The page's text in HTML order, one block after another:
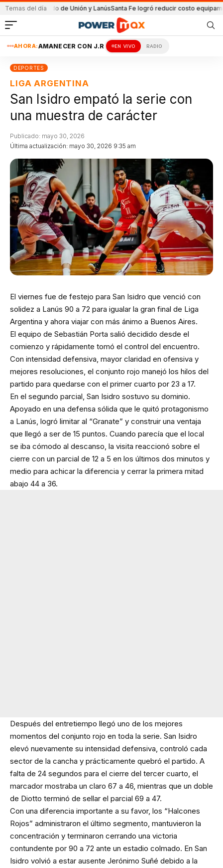
Temas del día
el partido de Unión y LanúsSanta Fe logró reducir costo equipamiento
AHORA:AMANECER CON J.R EN VIVO RADIO
DEPORTES
LIGA ARGENTINA
San Isidro empató la serie con
una muestra de carácter
Última actualización: mayo 30, 2026 9:35 am
Publicado: mayo 30, 2026
El viernes fue de festejo para San Isidro que venció con
solidez a Lanús 90 a 72 para igualar la gran final de Liga
Argentina y ahora viajar con más ánimo a Buenos Aires.
El equipo de Sebastián Porta salió decidido desde el
comienzo y rápidamente tomó el control del encuentro.
Con intensidad defensiva, mayor claridad en ofensiva y
mejores resoluciones, el conjunto rojo manejó los hilos del
partido para quedarse con el primer cuarto por 23 a 17.
En el segundo parcial, San Isidro sostuvo su dominio.
Apoyado en una defensa sólida que le quitó protagonismo
a Lanús, logró limitar al “Granate” y construir una ventaja
que llegó a ser de 15 puntos. Cuando parecía que el local
se iba cómodo al descanso, la visita reaccionó sobre el
cierre con un parcial de 12 a 5 en los últimos dos minutos y
medio para achicar la diferencia y cerrar la primera mitad
abajo 44 a 36.
Después del entretiempo llegó uno de los mejores
momentos del conjunto rojo en toda la serie. San Isidro
elevó nuevamente su intensidad defensiva, controló cada
sector de la cancha y prácticamente quebró el partido. A
falta de 24 segundos para el cierre del tercer cuarto, el
marcador mostraba un claro 67 a 46, mientras que un doble
de Diotto terminó de sellar el parcial 69 a 47.
Con una diferencia importante a su favor, los “Halcones
Rojos” administraron el último segmento, mantuvieron la
concentración y terminaron cerrando una victoria
contundente por 90 a 72 ante un estadio colmado. En San
Isidro volvió a estar ausente Jerónimo Suñé debido a la